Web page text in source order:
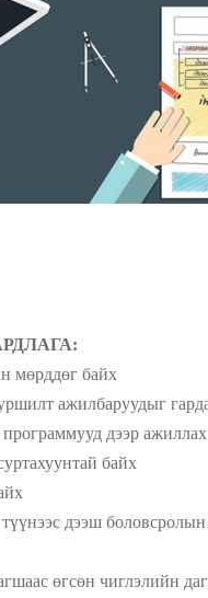
мөрддөг байх
гардан
ажиллах
байх
боловсролын
өгсөн чиглэлийн